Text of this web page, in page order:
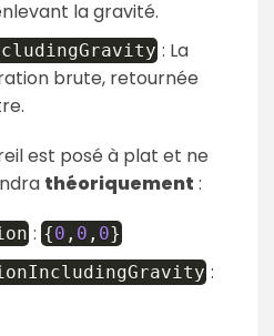
la gravité.
: La
brute, retournée
est posé à plat et ne
théoriquement :
:{0 , 0 , 0}
: